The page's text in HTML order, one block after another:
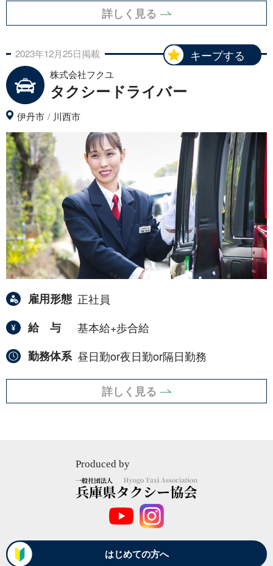
詳しく見る
キープする
2023年12月25日掲載
株式会社フクユ
タクシードライバー
伊丹市 川西市
雇用形態 正社員
給与
基本給+歩合給
勤務体系 昼日勤or夜日勤or隔日勤務
詳しく見る
Produced by
団
はじめての方へ